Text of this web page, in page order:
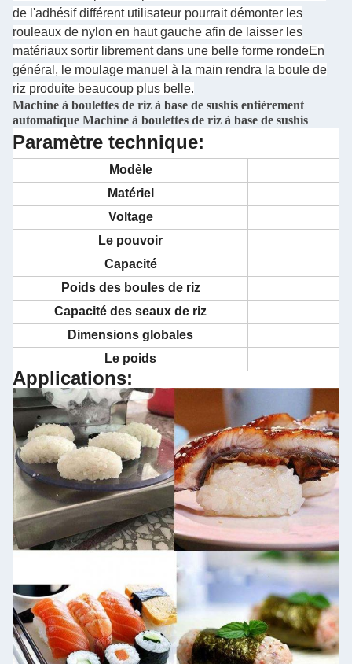
de l'adhésif différent utilisateur pourrait démonter les
rouleaux de nylon en haut gauche afin de laisser les
matériaux sortir librement dans une belle forme rondeEn
général, le moulage manuel à la main rendra la boule de
riz produite beaucoup plus belle.
Machine à boulettes de riz à base de sushis entièrement
automatique Machine à boulettes de riz à base de sushis
Paramètre technique:
Modèle
Matériel
Voltage
Le pouvoir
Capacité
Poids des boules de riz
Capacité des seaux de riz
Dimensions globales
Le poids
Applications: